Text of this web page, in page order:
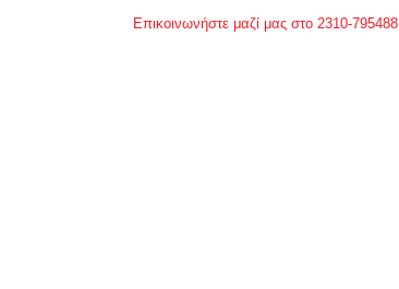
Επικοινωνήστε μαζί μας στο 2310-795488